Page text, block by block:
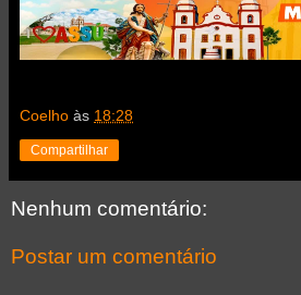
Coelho às 18:28
Compartilhar
Nenhum comentário:
Postar um comentário